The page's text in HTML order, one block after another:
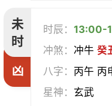
未
时
凶
时辰：13:00-
冲煞：冲牛癸
八字： 丙午 丙
星神： 玄武